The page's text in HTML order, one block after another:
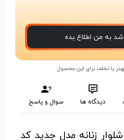
به من اطلاع بده
یا تخلف برای این محصول
دیدگاه ها سوال و پاسخ
زنانه مدل جدید کد